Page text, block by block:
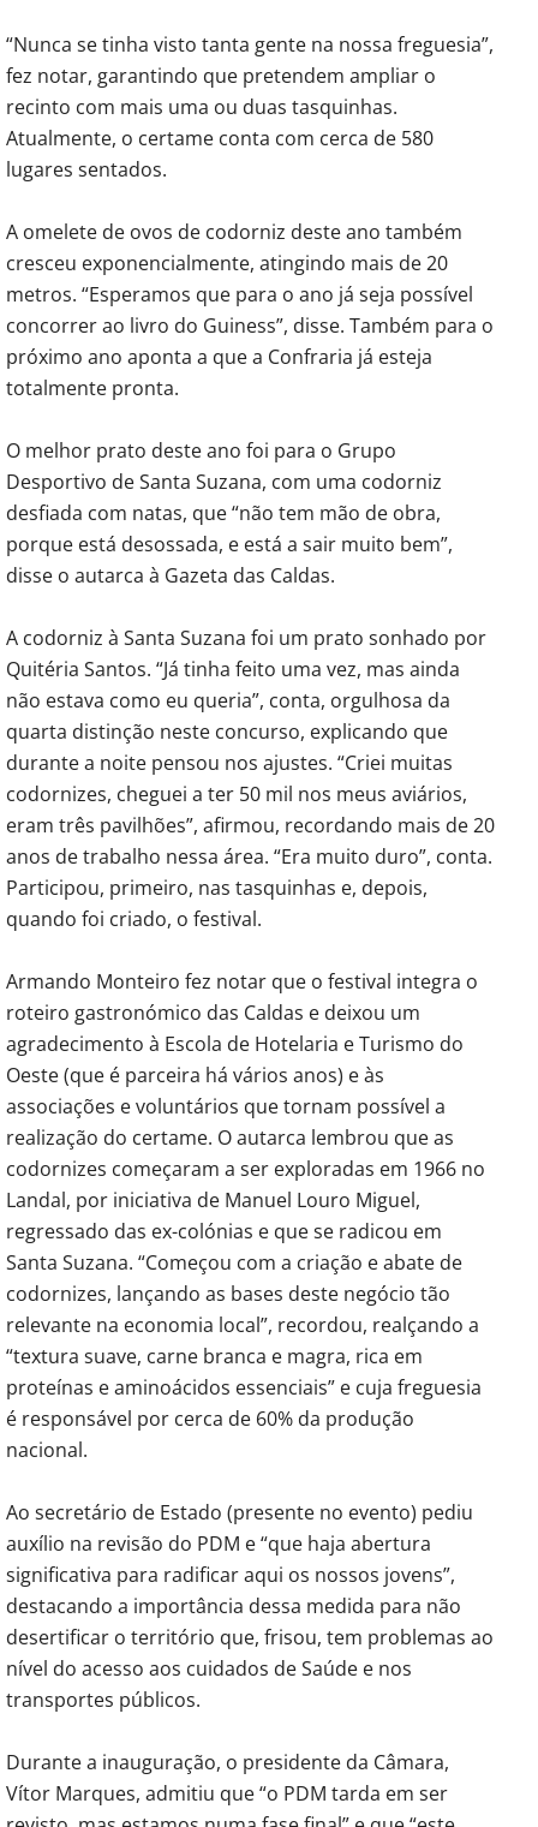
“Nunca se tinha visto tanta gente na nossa freguesia”,
fez notar, garantindo que pretendem ampliar o
recinto com mais uma ou duas tasquinhas.
Atualmente, o certame conta com cerca de 580
lugares sentados.
A omelete de ovos de codorniz deste ano também
cresceu exponencialmente, atingindo mais de 20
metros. “Esperamos que para o ano já seja possível
concorrer ao livro do Guiness”, disse. Também para o
próximo ano aponta a que a Confraria já esteja
totalmente pronta.
O melhor prato deste ano foi para o Grupo
Desportivo de Santa Suzana, com uma codorniz
desfiada com natas, que “não tem mão de obra,
porque está desossada, e está a sair muito bem”,
disse o autarca à Gazeta das Caldas.
A codorniz à Santa Suzana foi um prato sonhado por
Quitéria Santos. “Já tinha feito uma vez, mas ainda
não estava como eu queria”, conta, orgulhosa da
quarta distinção neste concurso, explicando que
durante a noite pensou nos ajustes. “Criei muitas
codornizes, cheguei a ter 50 mil nos meus aviários,
eram três pavilhões”, afirmou, recordando mais de 20
anos de trabalho nessa área. “Era muito duro”, conta.
Participou, primeiro, nas tasquinhas e, depois,
quando foi criado, o festival.
Armando Monteiro fez notar que o festival integra o
roteiro gastronómico das Caldas e deixou um
agradecimento à Escola de Hotelaria e Turismo do
Oeste (que é parceira há vários anos) e às
associações e voluntários que tornam possível a
realização do certame. O autarca lembrou que as
codornizes começaram a ser exploradas em 1966 no
Landal, por iniciativa de Manuel Louro Miguel,
regressado das ex-colónias e que se radicou em
Santa Suzana. “Começou com a criação e abate de
codornizes, lançando as bases deste negócio tão
relevante na economia local”, recordou, realçando a
“textura suave, carne branca e magra, rica em
proteínas e aminoácidos essenciais” e cuja freguesia
é responsável por cerca de 60% da produção
nacional.
Ao secretário de Estado (presente no evento) pediu
auxílio na revisão do PDM e “que haja abertura
significativa para radificar aqui os nossos jovens”,
destacando a importância dessa medida para não
desertificar o território que, frisou, tem problemas ao
nível do acesso aos cuidados de Saúde e nos
transportes públicos.
Durante a inauguração, o presidente da Câmara,
Vítor Marques, admitiu que “o PDM tarda em ser